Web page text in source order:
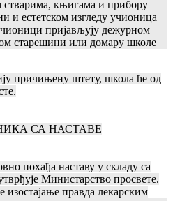
стварима, књигама и прибору
и естетском изгледу учионица
пријављују дежурном
старешини или домару школе
причињену штету, школа ће од
СА НАСТАВЕ
похађа наставу у складу са
Министарство просвете.
правда лекарским